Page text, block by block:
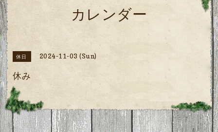
カレンダー
休日 2024-11-03 (Sun)
休み